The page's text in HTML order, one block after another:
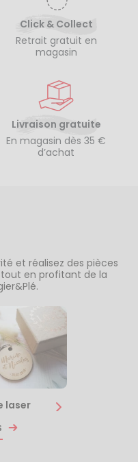
Click & Collect
Retrait gratuit en
magasin
Livraison gratuite
En magasin dès 35 €
d’achat
et réalisez des pièces
en profitant de la
laser